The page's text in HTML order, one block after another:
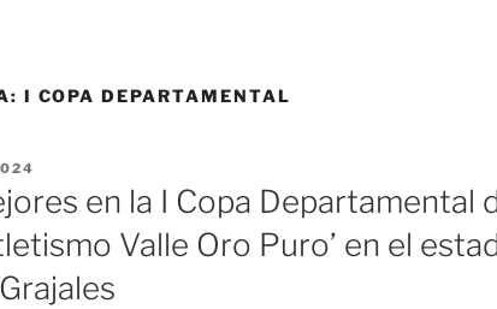
I COPA DEPARTAMENTAL
en la I Copa Departamental
Valle Oro Puro’ en el